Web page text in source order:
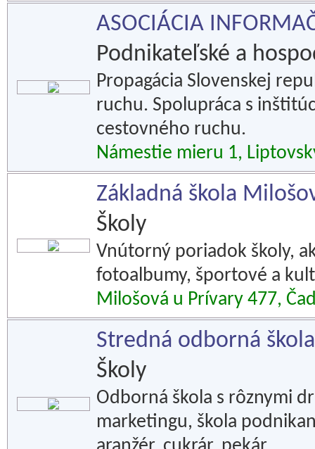
ASOCIÁCIA
Podnikateľské a
Propagácia Slovenskej
ruchu. Spolupráca s
cestovného ruchu.
Námestie mieru 1,
Základná škola
Školy
Vnútorný poriadok školy,
fotoalbumy, športové a
Milošová u Prívary 477,
Stredná odborná
Školy
Odborná škola s rôznymi
marketingu, škola